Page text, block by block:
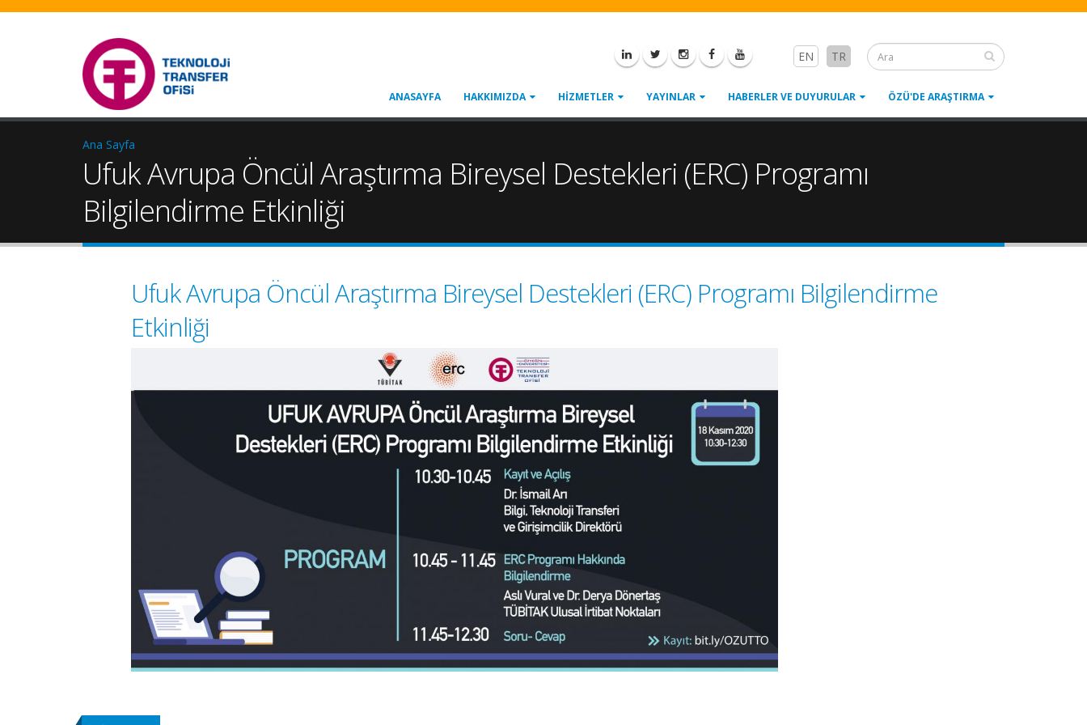
EN TR
ANASAYFA HAKKIMIZDA HİZMETLER YAYINLAR HABERLER VE DUYURULAR ÖZÜ'DE ARAŞTIRMA
Ana Sayfa
Ufuk Avrupa Öncül Araştırma Bireysel Destekleri (ERC) Programı
Bilgilendirme Etkinliği
Ufuk Avrupa Öncül Araştırma Bireysel Destekleri (ERC) Programı Bilgilendirme
Etkinliği